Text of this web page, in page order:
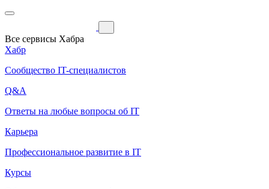
Все сервисы Хабра
Хабр
Сообщество IT-специалистов
Q&A
Ответы на любые вопросы об IT
Карьера
Профессиональное развитие в IT
Курсы